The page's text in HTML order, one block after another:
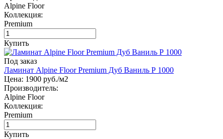
Alpine Floor
Коллекция:
Premium
Купить
Под заказ
Ламинат Alpine Floor Premium Дуб Ваниль Р 1000
Цена: 1900 руб./м2
Производитель:
Alpine Floor
Коллекция:
Premium
Купить